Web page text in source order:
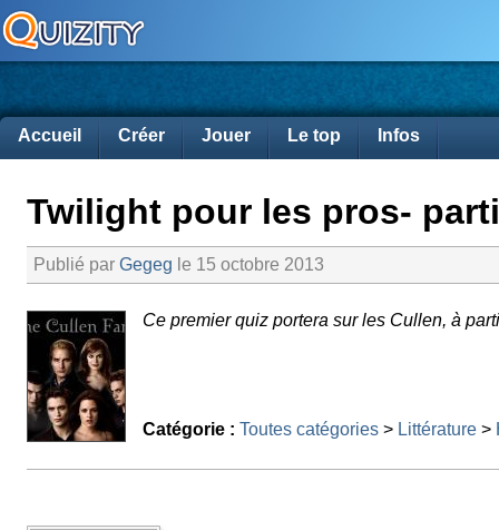
Accueil Créer Jouer Le top Infos
Twilight pour les pros-
Publié par Gegeg le 15 octobre 2013
Ce premier quiz portera sur les Cullen, à
Catégorie : Toutes catégories > Littérature >